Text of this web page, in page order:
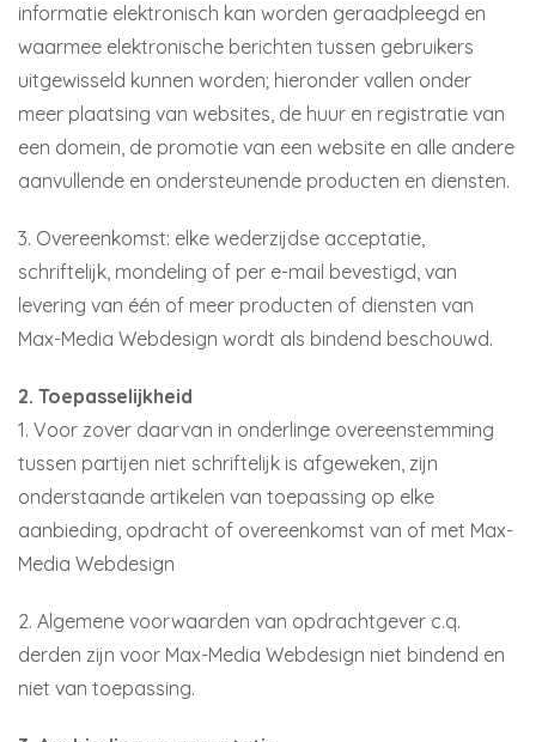
informatie elektronisch kan worden geraadpleegd en
waarmee elektronische berichten tussen gebruikers
uitgewisseld kunnen worden; hieronder vallen onder
meer plaatsing van websites, de huur en registratie van
een domein, de promotie van een website en alle andere
aanvullende en ondersteunende producten en diensten.
3. Overeenkomst: elke wederzijdse acceptatie,
schriftelijk, mondeling of per e-mail bevestigd, van
levering van één of meer producten of diensten van
Max-Media Webdesign wordt als bindend beschouwd.
2. Toepasselijkheid
1. Voor zover daarvan in onderlinge overeenstemming
tussen partijen niet schriftelijk is afgeweken, zijn
onderstaande artikelen van toepassing op elke
aanbieding, opdracht of overeenkomst van of met Max-
Media Webdesign
2. Algemene voorwaarden van opdrachtgever c.q.
derden zijn voor Max-Media Webdesign niet bindend en
niet van toepassing.